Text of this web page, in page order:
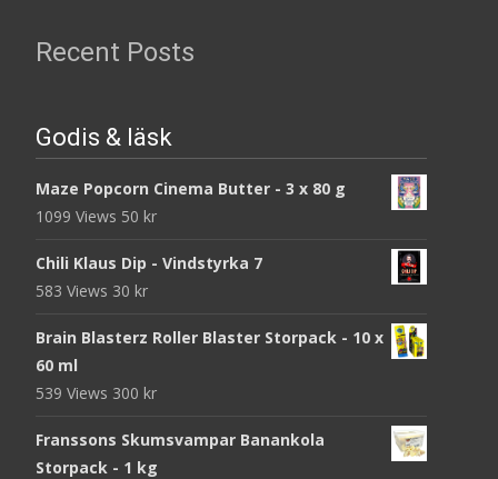
Recent Posts
Godis & läsk
Maze Popcorn Cinema Butter - 3 x 80 g
1099 Views 50 kr
Chili Klaus Dip - Vindstyrka 7
583 Views 30 kr
Brain Blasterz Roller Blaster Storpack - 10 x
60 ml
539 Views 300 kr
Franssons Skumsvampar Banankola
Storpack - 1 kg